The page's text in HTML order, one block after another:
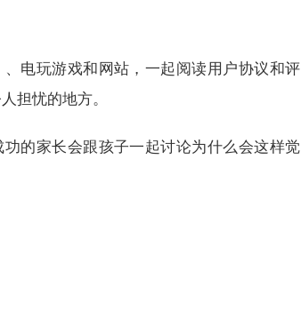
电玩游戏和网站，一起阅读用户协议和评
担忧的地方。
的家长会跟孩子一起讨论为什么会这样觉